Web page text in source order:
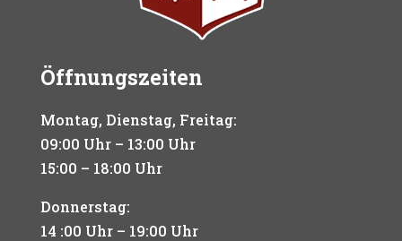
Öffnungszeiten
Montag, Dienstag, Freitag:
09:00 Uhr – 13:00 Uhr
15:00 – 18:00 Uhr
Donnerstag:
14 :00 Uhr – 19:00 Uhr